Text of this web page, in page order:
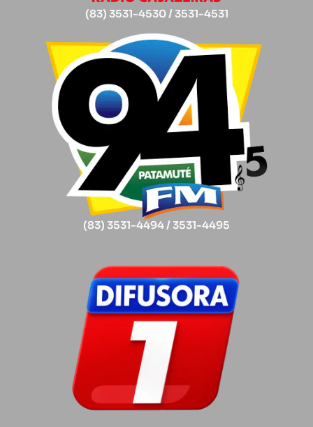
(83) 3531-4530 / 3531-4531
(83) 3531-4494 / 3531-4495